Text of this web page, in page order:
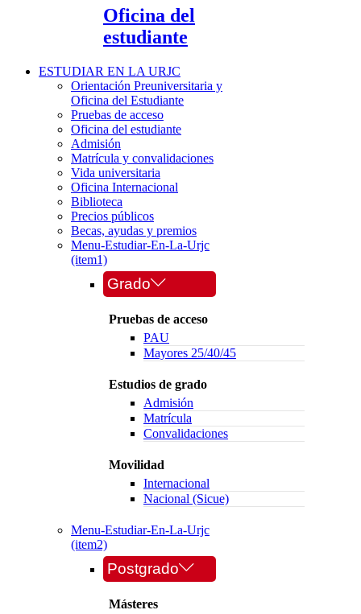
Oficina del
estudiante
ESTUDIAR EN LA URJC
Orientación Preuniversitaria y
Oficina del Estudiante
Pruebas de acceso
Oficina del estudiante
Admisión
Matrícula y convalidaciones
Vida universitaria
Oficina Internacional
Biblioteca
Precios públicos
Becas, ayudas y premios
Menu-Estudiar-En-La-Urjc
(item1)
Grado
Pruebas de acceso
PAU
Mayores 25/40/45
Estudios de grado
Admisión
Matrícula
Convalidaciones
Movilidad
Internacional
Nacional (Sicue)
Menu-Estudiar-En-La-Urjc
(item2)
Postgrado
Másteres